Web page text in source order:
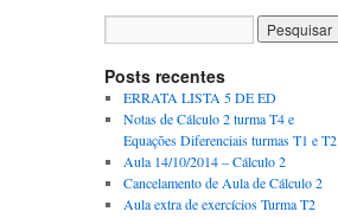
Posts recentes
ERRATA LISTA 5 DE ED
Notas de Cálculo 2 turma T4 e
Equações Diferenciais turmas T1 e T2
Aula 14/10/2014 – Cálculo 2
Cancelamento de Aula de Cálculo 2
Aula extra de exercícios Turma T2